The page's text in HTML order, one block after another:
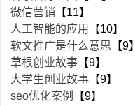
微信营销 【11】
人工智能的应用
【10】
软文推广是什么意思 【9】
草根创业故事 【9】
大学生创业故事 【9】
seo优化案例
【9】